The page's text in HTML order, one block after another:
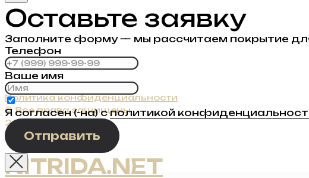
Политика конфиденциальности
© Все права защищены
2023 - 2025
NITRIDA.NET
Оставьте заявку
Заполните форму — мы рассчитаем покрытие
Телефон
Ваше имя
Я согласен (-на) сполитикой
Отправить